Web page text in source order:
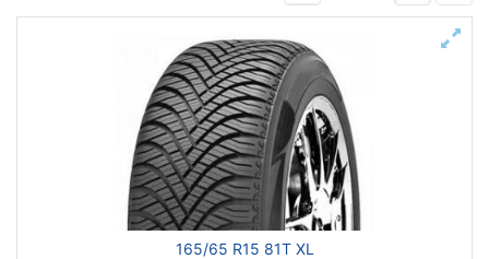
165/65 R15 81T XL
зимняя нешип